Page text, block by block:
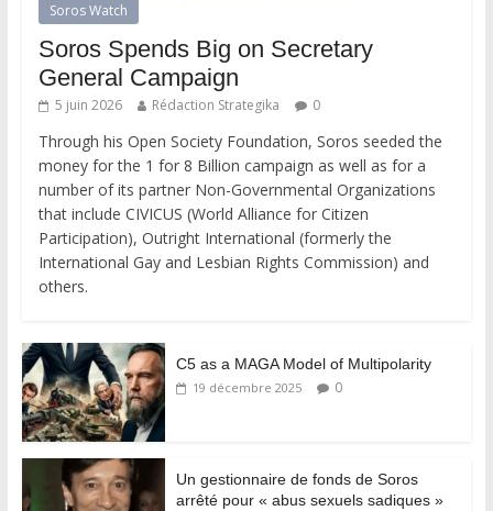
Soros Watch
Soros Spends Big on Secretary
General Campaign
5 juin 2026 Rédaction Strategika 0
Through his Open Society Foundation, Soros seeded the
money for the 1 for 8 Billion campaign as well as for a
number of its partner Non-Governmental Organizations
that include CIVICUS (World Alliance for Citizen
Participation), Outright International (formerly the
International Gay and Lesbian Rights Commission) and
others.
C5 as a MAGA Model of Multipolarity
19 décembre 2025 0
Un gestionnaire de fonds de Soros
arrêté pour « abus sexuels sadiques »